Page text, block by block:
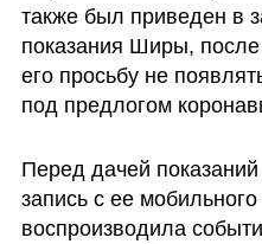
также был приведен в
показания Ширы, после
его просьбу не
под предлогом
Перед дачей
запись с ее
воспроизводила